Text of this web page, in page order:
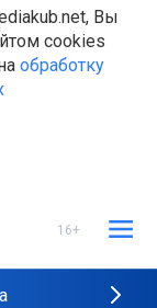
Вы
cookies
обработку
16+